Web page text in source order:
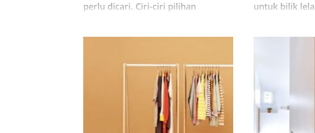
perlu dicari. Ciri-ciri pilihan
untuk bilik
lelaki, yang